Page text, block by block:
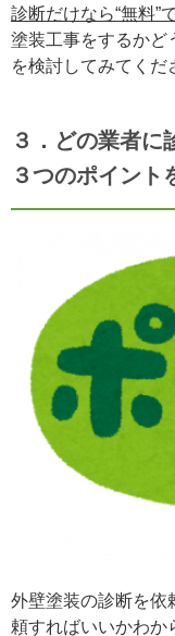
診断だけなら“無料”
塗装工事をするかど
を検討してみてくだ
３．どの業者に
３つのポイント
外壁塗装の診断を依
頼すればいいかわか